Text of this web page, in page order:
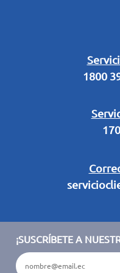
1800
Legal Campaña
Términos y condiciones
¡SUSCRÍBETE A